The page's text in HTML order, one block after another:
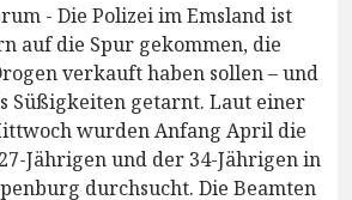
- Die Polizei im Emsland ist
auf die Spur gekommen, die
verkauft haben sollen – und
Süßigkeiten getarnt. Laut einer
wurden Anfang April die
Jährigen und der 34-Jährigen in
durchsucht. Die Beamten